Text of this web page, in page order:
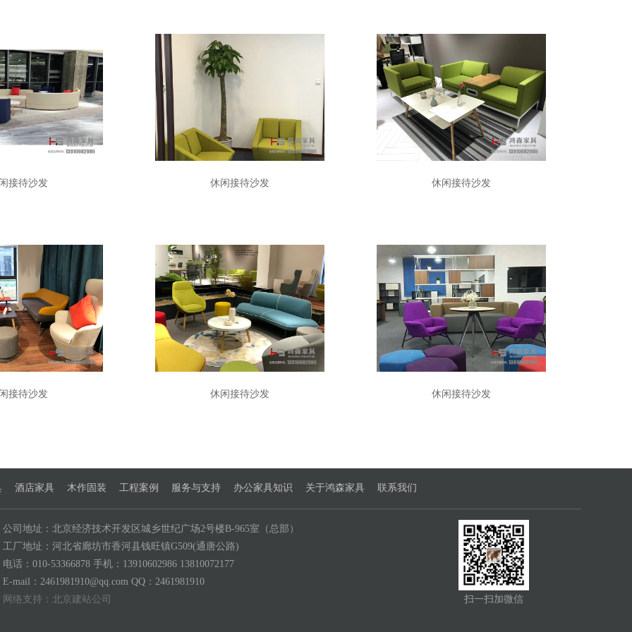
接待沙发 休闲接待沙发 休闲接待沙发
接待沙发 休闲接待沙发 休闲接待沙发
酒店家具 木作固装 工程案例 服务与支持 办公家具知识 关于鸿森家具 联系我们
公司地址：北京经济技术开发区城乡世纪广场2号楼B-965室（总部）
工厂地址：河北省廊坊市香河县钱旺镇G509(通唐公路)
电话：010-53366878 手机：13910602986 13810072177
E-mail：2461981910@qq.com QQ：2461981910
网络支持： 北京建站公司 扫一扫加微信